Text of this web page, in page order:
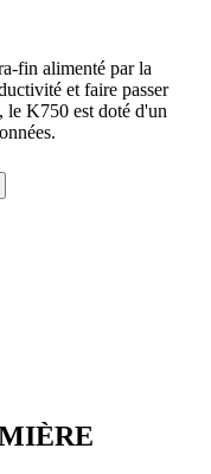
fin alimenté par la
et faire passer
le K750 est doté d'un